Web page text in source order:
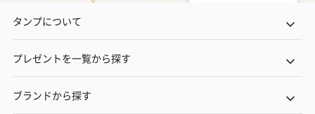
タンプについて
プレゼントを一覧から探す
ブランドから探す